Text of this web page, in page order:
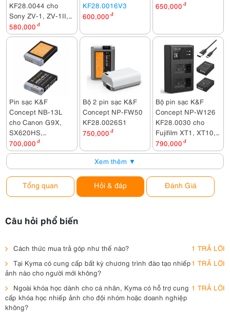
KF28.0044 cho
Sony ZV-1, ZV-1II,
RX100 WX350,
HX99, RX100,
CX405, PJ410,
PJ440...
580,000 đ
KF28.0016V3
600,000 đ
650,000 đ
Pin sạc K&F
Concept NB-13L
cho Canon G9X,
SX620HS,
SX720HS, SX730,
G5X, G7X MARK II,
700,000 đ
Bộ 2 pin sạc K&F
Concept NP-FW50
KF28.0026S1
750,000 đ
Bộ pin sạc K&F
Concept NP-W126
KF28.0030 cho
Fujifilm XT1, XT10,
XT20, XE2, XE3,
XA3, XA5, X100F,
790,000 đ
Xem thêm ▼
Tổng quan Hỏi & đáp Đánh Giá
Câu hỏi phổ biến
Cách thức mua trả góp như thế nào?
1 TRẢ LỜI
Tại Kyma có cung cấp bất kỳ chương trình đào tạo nhiếp
ảnh nào cho người mới không?
1 TRẢ LỜI
Ngoài khóa học dành cho cá nhân, Kyma có hỗ trợ cung
cấp khóa học nhiếp ảnh cho đội nhóm hoặc doanh nghiệp
không?
1 TRẢ LỜI